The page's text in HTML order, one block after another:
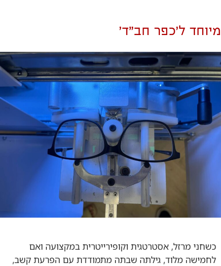
מיוחד ל'כפר חב"ד'
כשחני מרזל, אסטרטגית וקופירייטרית במקצועה ואם
לחמישה מלוד, גילתה שבתה מתמודדת עם הפרעת קשב,